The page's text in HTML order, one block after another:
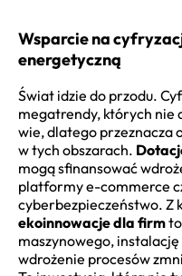
Wsparcie na
energetyczną
Świat idzie do przodu.
megatrendy, których nie
wie, dlatego przeznacza
w tych obszarach.
mogą sfinansować
platformy e-commerce
cyberbezpieczeństwo. Z
ekoinnowacje dla firm
maszynowego,
wdrożenie procesów